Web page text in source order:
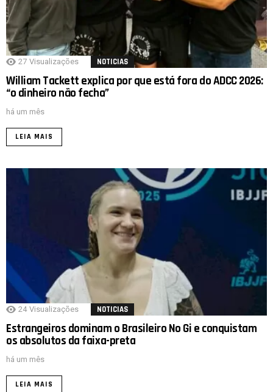
27 Visualizações NOTICIAS
William Tackett explica por que está fora do ADCC 2026:
“o dinheiro não fecha”
há um mês
LEIA MAIS
24 Visualizações NOTICIAS
Estrangeiros dominam o Brasileiro No Gi e conquistam
os absolutos da faixa-preta
há um mês
LEIA MAIS